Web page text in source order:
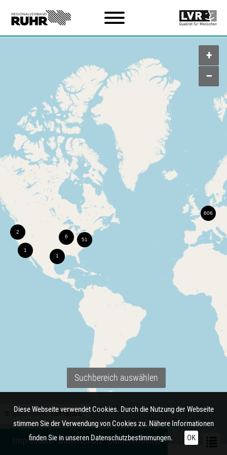
+
–
OpenStreetMapcontributors.
Suchbereich auswählen
Diese Webseite verwendet Cookies. Durch die Nutzung der Webseite
stimmen Sie der Verwendung von Cookies zu. Nähere Informationen
finden Sie in unserenDatenschutzbestimmungen. OK
Impressum Datenschutz Barrierefreiheit